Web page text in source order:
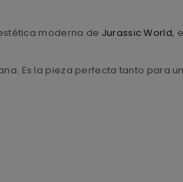
moderna de Jurassic World,
Es la pieza perfecta tanto para